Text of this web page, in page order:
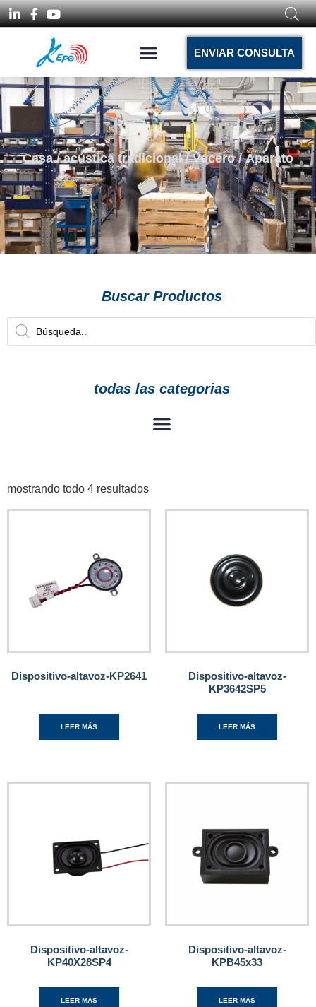
ENVIAR CONSULTA
Casa/acústica tradicional/Vocero/ Aparato
Buscar Productos
todas las categorias
mostrando todo 4 resultados
Dispositivo-altavoz-KP2641
LEER MÁS
Dispositivo-altavoz-
KP3642SP5
LEER MÁS
Dispositivo-altavoz-
KP40X28SP4
LEER MÁS
Dispositivo-altavoz-
KPB45x33
LEER MÁS